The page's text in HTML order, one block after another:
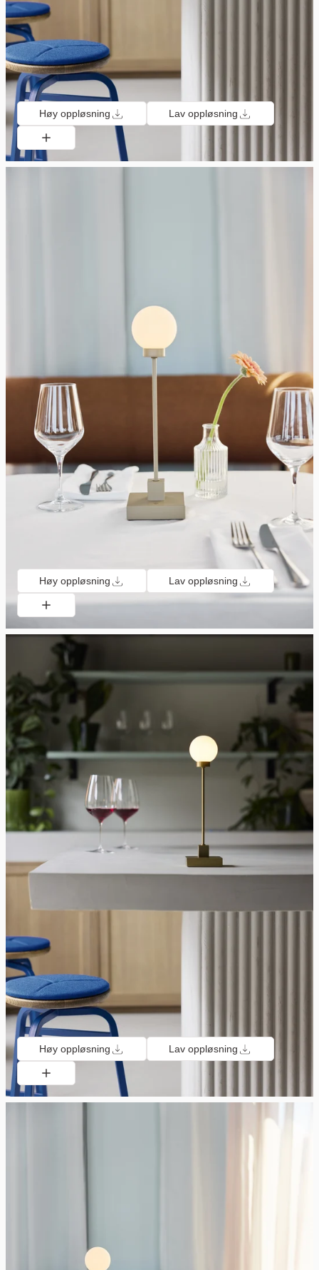
Høy oppløsning Lav oppløsning
Høy oppløsning Lav oppløsning
Høy oppløsning Lav oppløsning